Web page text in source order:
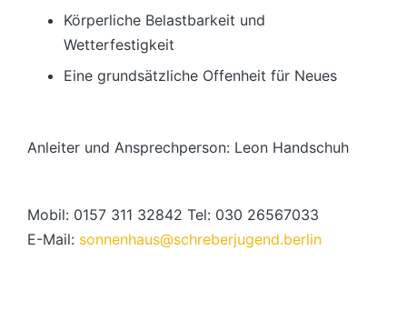
Körperliche Belastbarkeit und
Wetterfestigkeit
Eine grundsätzliche Offenheit für Neues
Anleiter und Ansprechperson: Leon Handschuh
Mobil: 0157 311 32842 Tel: 030 26567033
E-Mail: sonnenhaus@schreberjugend.berlin